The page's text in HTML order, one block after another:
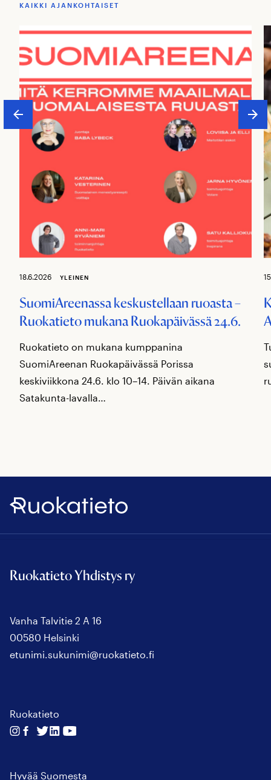
KAIKKI AJANKOHTAISET
18.6.2026 YLEINEN
SuomiAreenassa keskustellaan ruoasta –
Ruokatieto mukana Ruokapäivässä 24.6.
Ruokatieto on mukana kumppanina
SuomiAreenan Ruokapäivässä Porissa
keskiviikkona 24.6. klo 10–14. Päivän aikana
Satakunta-lavalla…
Ruokatieto
Ruokatieto Yhdistys ry
Vanha Talvitie 2 A 16
00580 Helsinki
etunimi.sukunimi@ruokatieto.fi
Ruokatieto
Seuraa
Seuraa
Seuraa
SeuraaSeuraa
Hyvää Suomesta